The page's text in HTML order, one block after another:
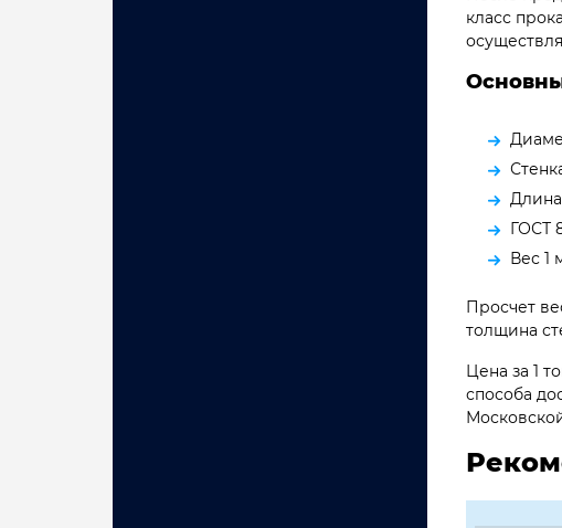
класс
ГОСТ
Вес 1
Просчет
толщина
Цена за 1
способа